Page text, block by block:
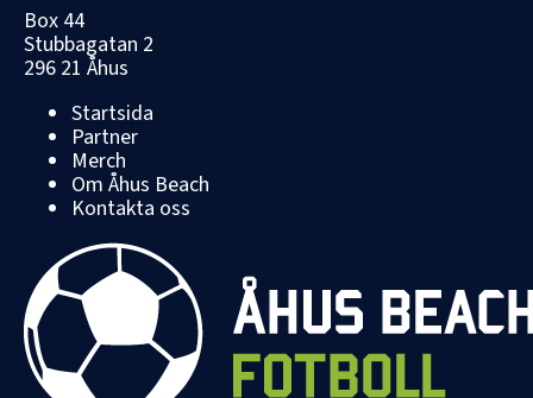
Box 44
Stubbagatan 2
296 21 Åhus
Startsida
Partner
Merch
Om Åhus Beach
Kontakta oss